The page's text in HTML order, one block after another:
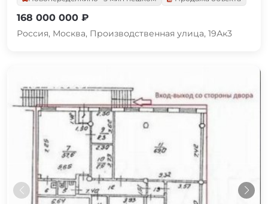
168 000 000 ₽
Россия, Москва, Производственная улица, 19Ак3